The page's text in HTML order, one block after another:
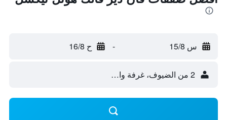
س 15/8 - ح 16/8
2 من الضيوف، غرفة واحدة